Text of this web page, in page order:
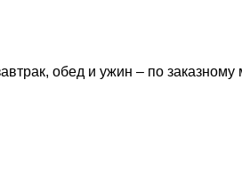
обед и ужин – по